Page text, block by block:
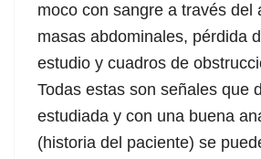
moco con sangre a través del
masas abdominales, pérdida
estudio y cuadros de
Todas estas son señales que
estudiada y con una buena
(historia del paciente) se